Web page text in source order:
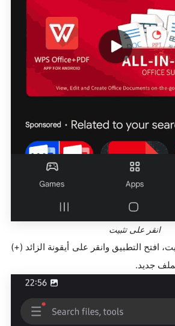
انقر على تثبيت
التثبيت، افتح التطبيق وانقر على أيقونة الزائد (+)
جديد.